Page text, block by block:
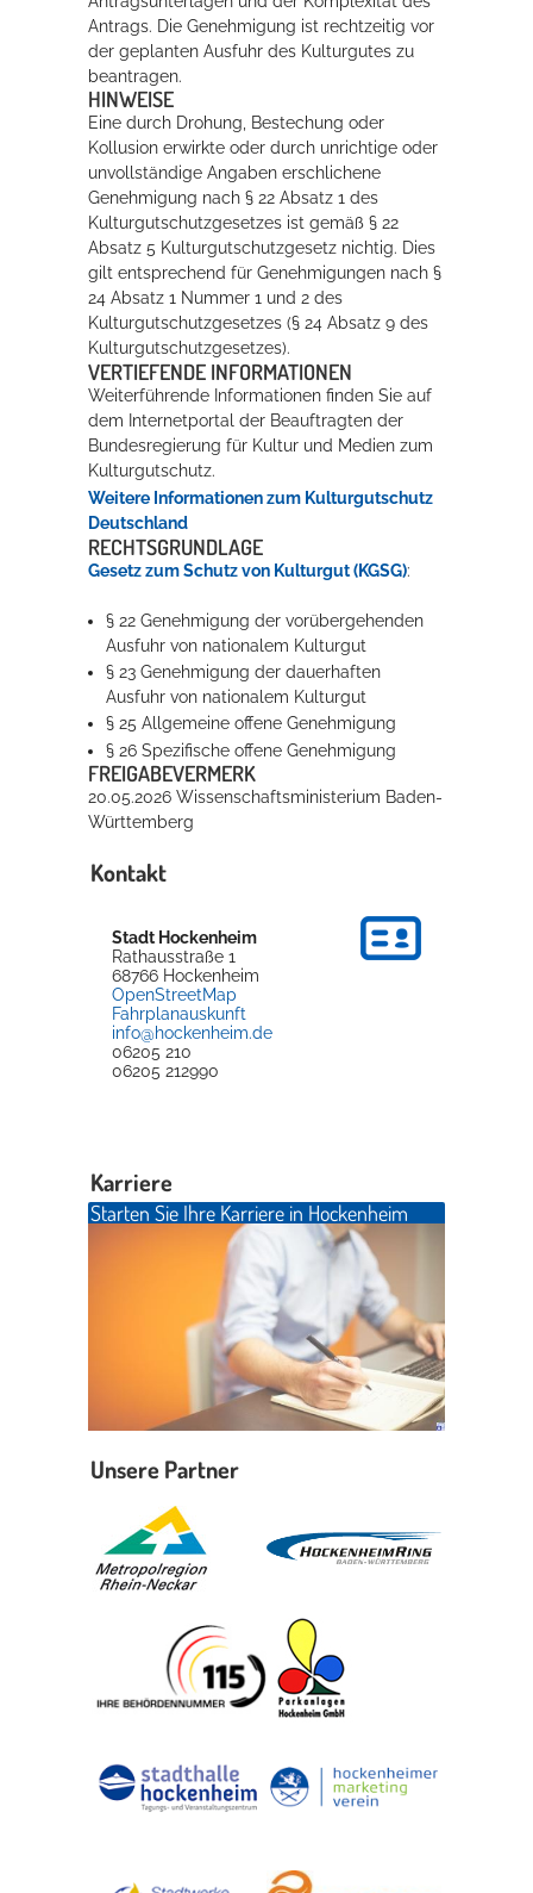
Antrags. Die Genehmigung ist rechtzeitig vor
der geplanten Ausfuhr des Kulturgutes zu
beantragen.
HINWEISE
Eine durch Drohung, Bestechung oder
Kollusion erwirkte oder durch unrichtige oder
unvollständige Angaben erschlichene
Genehmigung nach § 22 Absatz 1 des
Kulturgutschutzgesetzes ist gemäß § 22
Absatz 5 Kulturgutschutzgesetz nichtig. Dies
gilt entsprechend für Genehmigungen nach §
24 Absatz 1 Nummer 1 und 2 des
Kulturgutschutzgesetzes (§ 24 Absatz 9 des
Kulturgutschutzgesetzes).
VERTIEFENDE INFORMATIONEN
Weiterführende Informationen finden Sie auf
dem Internetportal der Beauftragten der
Bundesregierung für Kultur und Medien zum
Kulturgutschutz.
Weitere Informationen zum Kulturgutschutz
Deutschland
RECHTSGRUNDLAGE
Gesetz zum Schutz von Kulturgut(KGSG):
§ 22 Genehmigung der vorübergehenden
Ausfuhr von nationalem Kulturgut
§ 23 Genehmigung der dauerhaften
Ausfuhr von nationalem Kulturgut
§ 25 Allgemeine offene Genehmigung
§ 26 Spezifische offene Genehmigung
FREIGABEVERMERK
20.05.2026 Wissenschaftsministerium Baden-
Württemberg
Kontakt
Stadt Hockenheim
Rathausstraße 1
68766 Hockenheim
OpenStreetMap
Fahrplanauskunft
info@hockenheim.de
06205 210
06205 212990
Karriere
Starten Sie Ihre Karriere in Hockenheim
Unsere Partner